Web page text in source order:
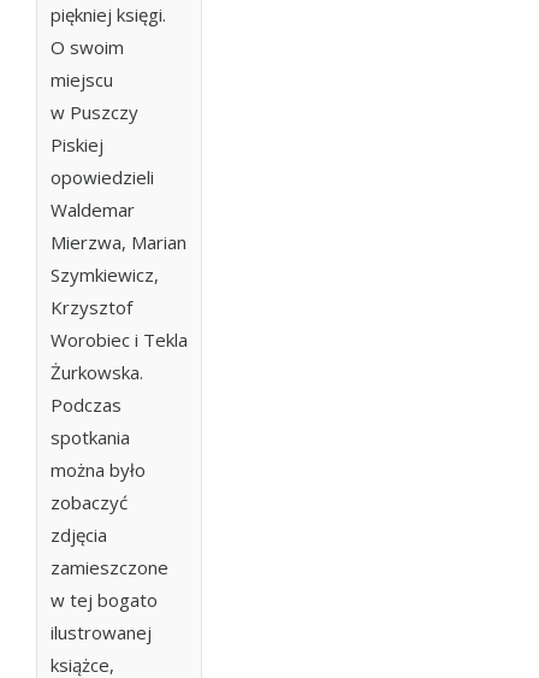
piękniej księgi.
O swoim
miejscu
w Puszczy
Piskiej
opowiedzieli
Waldemar
Mierzwa, Marian
Szymkiewicz,
Krzysztof
Worobiec i Tekla
Żurkowska.
Podczas
spotkania
można było
zobaczyć
zdjęcia
zamieszczone
w tej bogato
ilustrowanej
książce,